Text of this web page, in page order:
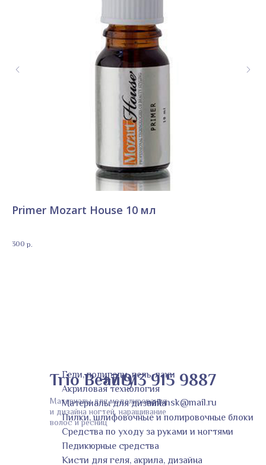
Primer Mozart House 10 мл
300 р.
+7 913 915 9887
Гели, полигели, гель-лаки
Акриловая технология
Материалы для дизайна
Пилки, шлифовочные и полировочные блоки
Средства по уходу за руками и ногтями
Педикюрные средства
Кисти для геля, акрила, дизайна
Материалы для моделирования
и дизайна ногтей, наращивание
волос и ресниц
Trio Beauty
nail-nsk@mail.ru